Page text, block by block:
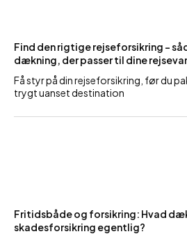
Find den rigtige rejseforsikring –
dækning, der passer til dine
Få styr på din rejseforsikring, før du
trygt uanset destination
Fritidsbåde og forsikring: Hvad
skadesforsikring egentlig?